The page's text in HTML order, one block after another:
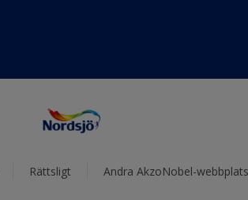
Rättsligt Andra AkzoNobel-